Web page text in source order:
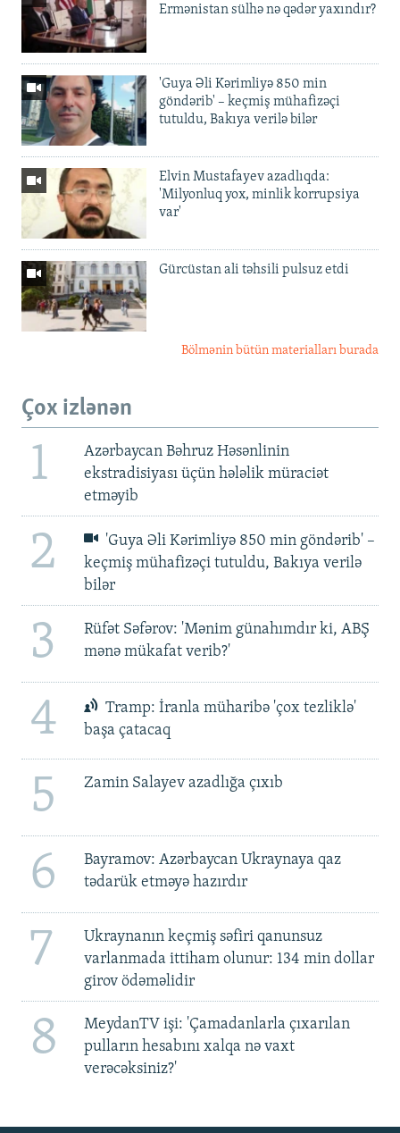
Ermənistan sülhə nə qədər yaxındır?
'Guya Əli Kərimliyə 850 min
göndərib' – keçmiş mühafizəçi
tutuldu, Bakıya verilə bilər
Elvin Mustafayev azadlıqda:
'Milyonluq yox, minlik korrupsiya
var'
Gürcüstan ali təhsili pulsuz etdi
Bölmənin bütün materialları burada
Çox izlənən
1
Azərbaycan Bəhruz Həsənlinin
ekstradisiyası üçün hələlik müraciət
etməyib
2
'Guya Əli Kərimliyə 850 min göndərib' –
keçmiş mühafizəçi tutuldu, Bakıya verilə
bilər
3
Rüfət Səfərov: 'Mənim günahımdır ki, ABŞ
mənə mükafat verib?'
4
Tramp: İranla müharibə 'çox tezliklə'
başa çatacaq
5 Zamin Salayev azadlığa çıxıb
6
Bayramov: Azərbaycan Ukraynaya qaz
tədarük etməyə hazırdır
7
Ukraynanın keçmiş səfiri qanunsuz
varlanmada ittiham olunur: 134 min dollar
girov ödəməlidir
8
MeydanTV işi: 'Çamadanlarla çıxarılan
pulların hesabını xalqa nə vaxt
verəcəksiniz?'